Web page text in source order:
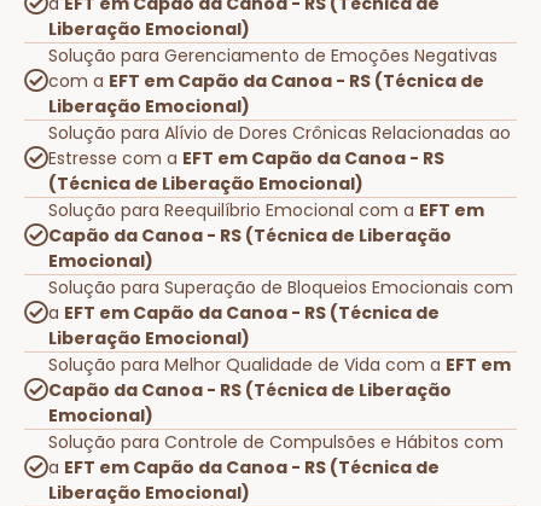
Liberação Emocional)
Solução para Gerenciamento de Emoções Negativas
com a EFT em Capão da Canoa - RS (Técnica de
Liberação Emocional)
Solução para Alívio de Dores Crônicas Relacionadas ao
Estresse com a EFT em Capão da Canoa - RS
(Técnica de Liberação Emocional)
Solução para Reequilíbrio Emocional com a EFT em
Capão da Canoa - RS (Técnica de Liberação
Emocional)
Solução para Superação de Bloqueios Emocionais com
a EFT em Capão da Canoa - RS (Técnica de
Liberação Emocional)
Solução para Melhor Qualidade de Vida com a EFT em
Capão da Canoa - RS (Técnica de Liberação
Emocional)
Solução para Controle de Compulsões e Hábitos com
a EFT em Capão da Canoa - RS (Técnica de
Liberação Emocional)